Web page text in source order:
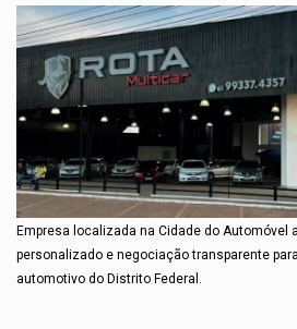
Empresa localizada na Cidade do Automóvel
personalizado e negociação transparente
automotivo do Distrito Federal.